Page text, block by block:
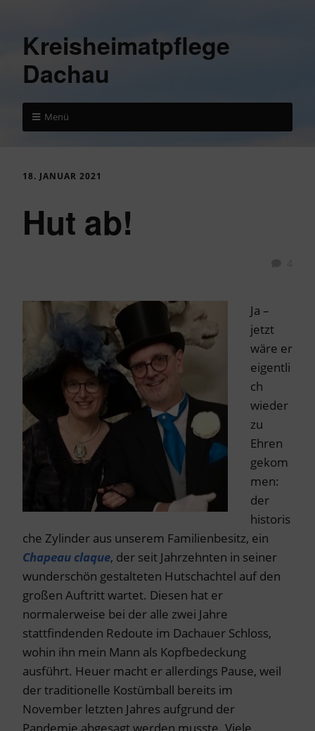
Kreisheimatpflege
Dachau
Menü
18. JANUAR 2021
Hut ab!
Ja –
jetzt
wäre er
eigentli
ch
wieder
zu
Ehren
gekom
men:
der
historis
che Zylinder aus unserem Familienbesitz, ein
Chapeau claque, der seit Jahrzehnten in seiner
wunderschön gestalteten Hutschachtel auf den
großen Auftritt wartet. Diesen hat er
normalerweise bei der alle zwei Jahre
stattfindenden Redoute im Dachauer Schloss,
wohin ihn mein Mann als Kopfbedeckung
ausführt. Heuer macht er allerdings Pause, weil
der traditionelle Kostümball bereits im
November letzten Jahres aufgrund der
Pandemie abgesagt werden musste. Viele